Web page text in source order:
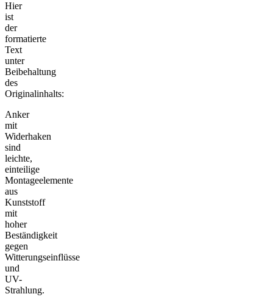
Hier
ist
der
formatierte
Text
unter
Beibehaltung
des
Originalinhalts:
Anker
mit
Widerhaken
sind
leichte,
einteilige
Montageelemente
aus
Kunststoff
mit
hoher
Beständigkeit
gegen
Witterungseinflüsse
und
UV-
Strahlung.